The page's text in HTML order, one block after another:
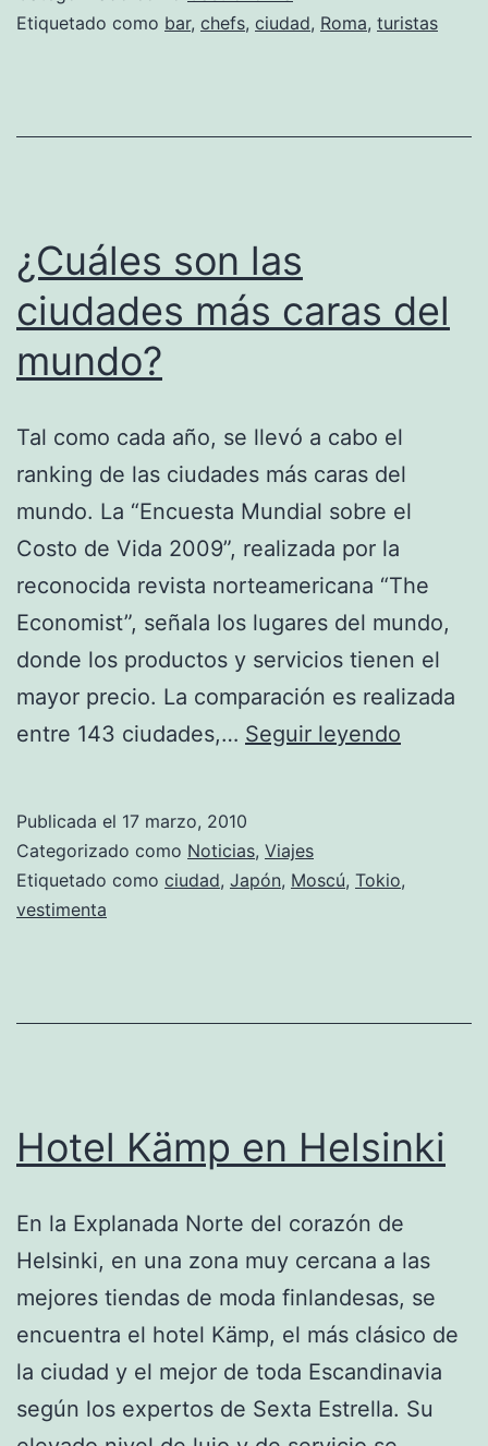
Italia
Etiquetado como bar, chefs, ciudad, Roma, turistas
¿Cuáles son las
ciudades más caras del
mundo?
Tal como cada año, se llevó a cabo el
ranking de las ciudades más caras del
mundo. La “Encuesta Mundial sobre el
Costo de Vida 2009”, realizada por la
reconocida revista norteamericana “The
Economist”, señala los lugares del mundo,
donde los productos y servicios tienen el
mayor precio. La comparación es realizada
entre 143 ciudades,… Seguir leyendo
más
Publicada el 17 marzo, 2010
Categorizado como Noticias, Viajes
Etiquetado como ciudad, Japón, Moscú, Tokio,
vestimenta
Hotel Kämp en Helsinki
En la Explanada Norte del corazón de
Helsinki, en una zona muy cercana a las
mejores tiendas de moda finlandesas, se
encuentra el hotel Kämp, el más clásico de
la ciudad y el mejor de toda Escandinavia
según los expertos de Sexta Estrella. Su